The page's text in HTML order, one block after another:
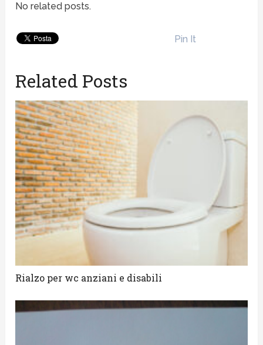
No related posts.
Pin It
Related Posts
Rialzo per wc anziani e disabili